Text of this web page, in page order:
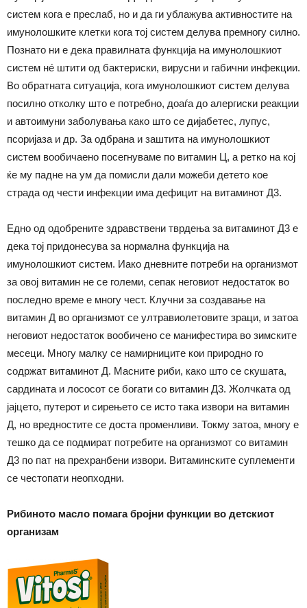
систем кога е преслаб, но и да ги ублажува активностите на
имунолошките клетки кога тој систем делува премногу силно.
Познато ни е дека правилната функција на имунолошкиот
систем нé штити од бактериски, вирусни и габични инфекции.
Во обратната ситуација, кога имунолошкиот систем делува
посилно отколку што е потребно, доаѓа до алергиски реакции
и автоимуни заболувања како што се дијабетес, лупус,
псоријаза и др. За одбрана и заштита на имунолошкиот
систем вообичаено посегнуваме по витамин Ц, а ретко на кој
ќе му падне на ум да помисли дали можеби детето кое
страда од чести инфекции има дефицит на витаминот Д3.
Едно од одобрените здравствени тврдења за витаминот Д3 е
дека тој придонесува за нормална функција на
имунолошкиот систем. Иако дневните потреби на организмот
за овој витамин не се големи, сепак неговиот недостаток во
последно време е многу чест. Клучни за создавање на
витамин Д во организмот се ултравиолетовите зраци, и затоа
неговиот недостаток вообичено се манифестира во зимските
месеци. Многу малку се намирниците кои природно го
содржат витаминот Д. Масните риби, како што се скушата,
сардината и лососот се богати со витамин Д3. Жолчката од
јајцето, путерот и сирењето се исто така извори на витамин
Д, но вредностите се доста променливи. Токму затоа, многу е
тешко да се подмират потребите на организмот со витамин
Д3 по пат на прехранбени извори. Витаминските суплементи
се честопати неопходни.
Рибиното масло помага бројни функции во детскиот
организам